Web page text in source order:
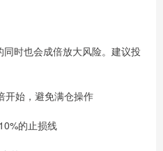
时也会成倍放大风险。建议投
开始，避免满仓操作
的止损线